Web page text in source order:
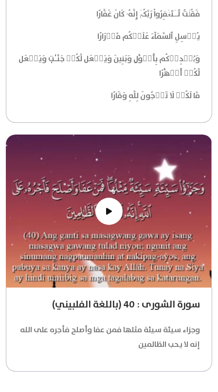
فَقُلۡتُ ٱسۡتَغۡفِرُواْ رَبَّكُمۡ إِنَّهُۥ كَانَ غَفَّارٗا
يُرۡسِلِ ٱلسَّمَآءَ عَلَيۡكُم مِّدۡرَارٗا
وَيُمۡدِدۡكُم بِأَمۡوَٰلٖ وَبَنِينَ وَيَجۡعَل لَّكُمۡ جَنَّـٰتٖ وَيَجۡعَل
لَّكُمۡ أَنۡهَٰرٗا
مَّا لَكُمۡ لَا تَرۡجُونَ لِلَّهِ وَقَارٗا
سورة الشورى : 40 (باللغة الفلبيني)
وجزاء سيئة سيئة مثلها فمن عفا وأصلح فأجره على الله
إنه لا يحب الظالمين